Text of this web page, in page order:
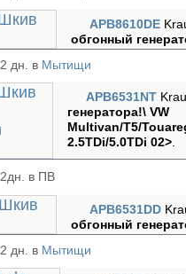
APB8610DE
обгонный
2 дн. в Мытищи
APB6531NT
генератора!\ VW
Multivan/T5/
2.5TDi/5.0TDi 02>.
2дн. в ПВ
APB6531DD
обгонный
2 дн. в Мытищи